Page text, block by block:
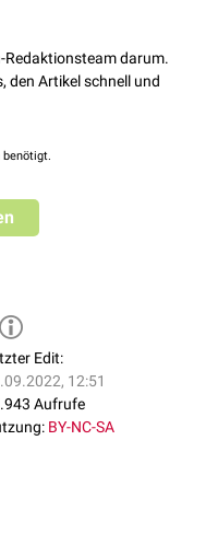
Redaktionsteam darum.
den Artikel schnell und
benötigt.
Edit:
12:51
Aufrufe
BY-NC-SA